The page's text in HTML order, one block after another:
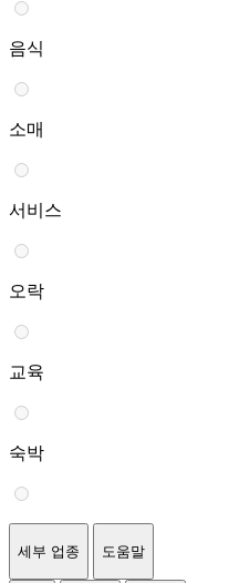
음식
소매
서비스
오락
교육
숙박
세부 업종 도움말